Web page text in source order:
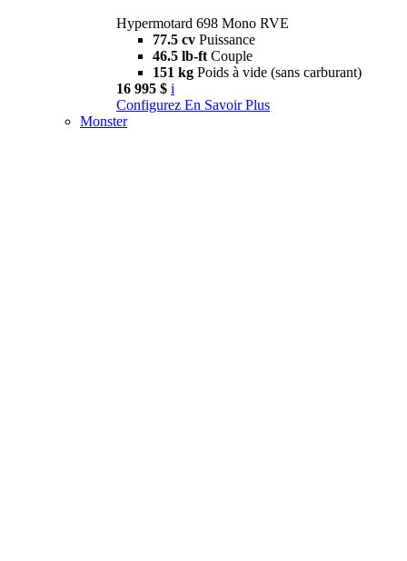
Hypermotard 698 Mono RVE
77.5 cv Puissance
46.5 lb-ft Couple
151 kg Poids à vide (sans carburant)
16 995 $ i
Configurez En Savoir Plus
Monster